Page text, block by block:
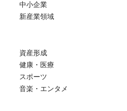
中小企業
新産業領域
資産形成
健康・医療
スポーツ
音楽・エンタメ